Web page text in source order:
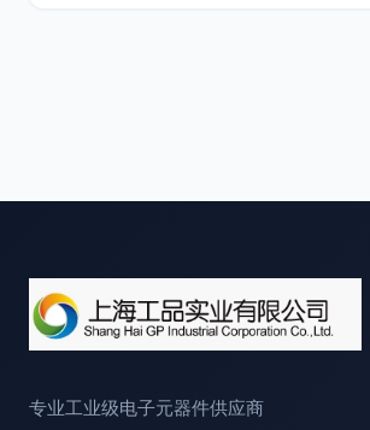
专业工业级电子元器件供应商